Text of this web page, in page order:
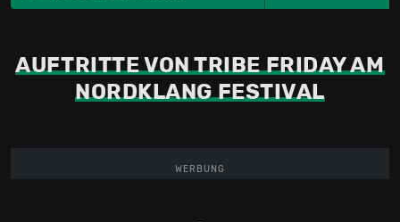
AUFTRITTE VON TRIBE FRIDAY AM
NORDKLANG FESTIVAL
WERBUNG